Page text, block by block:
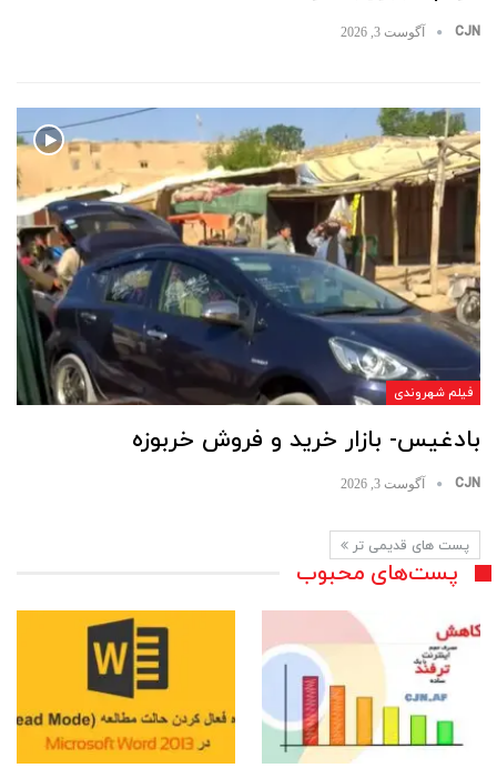
CJN آگوست 3, 2026
فیلم شهروندی
بادغیس- بازار خرید و فروش خربوزه
CJN آگوست 3, 2026
پست های قدیمی تر
پست‌های محبوب